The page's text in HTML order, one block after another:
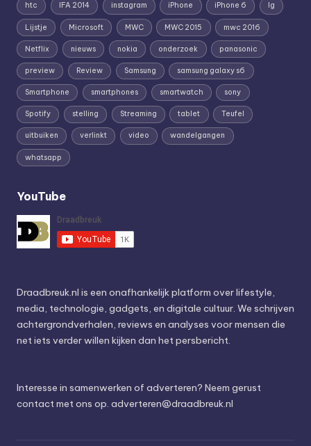
htc IFA 2014 instagram iPhone iPhone 6 lg
Lijstje Microsoft MWC MWC 2015 mwc 2016
Netflix nieuws nokia onderzoek panasonic
preview Review Samsung samsung galaxy s6
Smartphone smartphones smartwatch sony
Spotify stelling Streaming tablet Teufel
uitbuiken verlinkt video wandelgangen
whatsapp
YouTube
Draadbreuk.nl is een onafhankelijk platform over lifestyle,
media, technologie, gadgets, en digitale cultuur. We schrijven
achtergrondverhalen, reviews en analyses voor mensen die
net iets verder willen kijken dan het persbericht.
Interesse in samenwerken of adverteren? Neem gerust
contact met ons op. adverteren@draadbreuk.nl